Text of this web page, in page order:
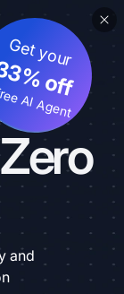
Get your
off
AI Agent
and